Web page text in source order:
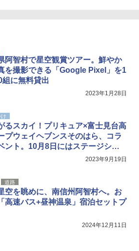
阿智村で星空観賞ツアー。鮮やか
を撮影できる「Google Pixel」を1
組に無料貸出
2023年1月28日
るスカイ！プリキュア×富士見台高
プウェイヘブンスそのはら、コラ
ント。10月8日にはステージショ
2023年9月19日
道路
空を眺めに、南信州阿智村へ。お
高速バス+昼神温泉」宿泊セットプ
2024年12月11日